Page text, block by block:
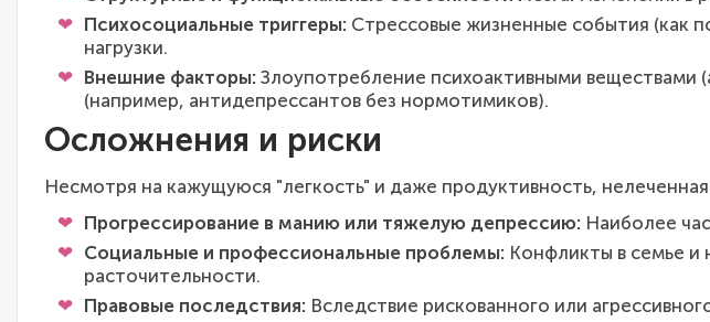
Психосоциальные триггеры: Стрессовые жизненные события (как
нагрузки.
Внешние факторы: Злоупотребление психоактивными веществами
(например, антидепрессантов без нормотимиков).
Осложнения и риски
Несмотря на кажущуюся "легкость" и даже продуктивность,
Прогрессирование в манию или тяжелую депрессию: Наиболее
Социальные и профессиональные проблемы: Конфликты в семье и
расточительности.
Правовые последствия: Вследствие рискованного или